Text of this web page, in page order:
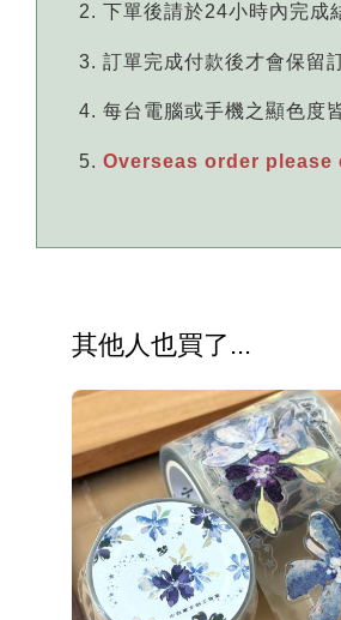
下單後請於24小時內完成
訂單完成付款後才會保留
每台電腦或手機之顯色度
Overseas order please
其他人也買了...